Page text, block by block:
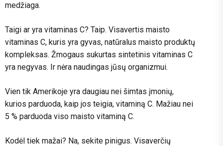
medžiaga.
Taigi ar yra vitaminas C? Taip. Visavertis maisto
vitaminas C, kuris yra gyvas, natūralus maisto produktų
kompleksas. Žmogaus sukurtas sintetinis vitaminas C
yra negyvas. Ir nėra naudingas jūsų organizmui.
Vien tik Amerikoje yra daugiau nei šimtas įmonių,
kurios parduoda, kaip jos teigia, vitaminą C. Mažiau nei
5 % parduoda viso maisto vitaminą C.
Kodėl tiek mažai? Na, sekite pinigus. Visaverčių